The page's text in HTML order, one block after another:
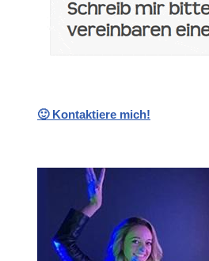
🙂 Kontaktiere mich!